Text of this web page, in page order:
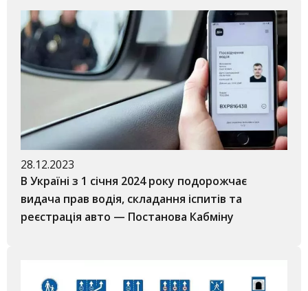
28.12.2023
В Україні з 1 січня 2024 року подорожчає
видача прав водія, складання іспитів та
реєстрація авто — Постанова Кабміну